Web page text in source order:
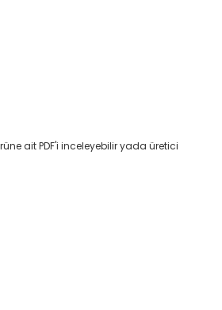
ait PDF'i inceleyebilir yada üretici